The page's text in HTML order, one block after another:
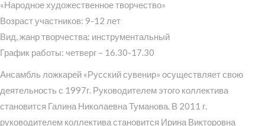
«Народное художественное творчество»
Возраст участников: 9-12 лет
Вид, жанр творчества: инструментальный
График работы: четверг – 16.30-17.30
Ансамбль ложкарей «Русский сувенир» осуществляет свою
деятельность с 1997г. Руководителем этого коллектива
становится Галина Николаевна Туманова. В 2011 г.
руководителем коллектива становится Ирина Викторовна